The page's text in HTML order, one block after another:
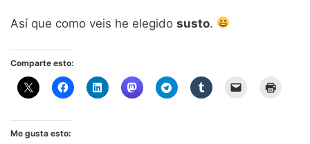
Así que como veis he elegido susto.
Comparte esto:
Me gusta esto: